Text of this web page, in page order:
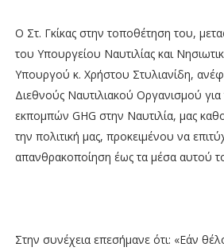
Ο Στ. Γκίκας στην τοποθέτηση του,
του Υπουργείου Ναυτιλίας και
Υπουργού κ. Χρήστου Στυλιανίδη,
Διεθνούς Ναυτιλιακού Οργανισμού
εκπομπών GHG στην Ναυτιλία, μας
την πολιτική μας, προκειμένου να
απανθρακοποίηση έως τα μέσα αυτού
Στην συνέχεια επεσήμανε ότι: «Εάν